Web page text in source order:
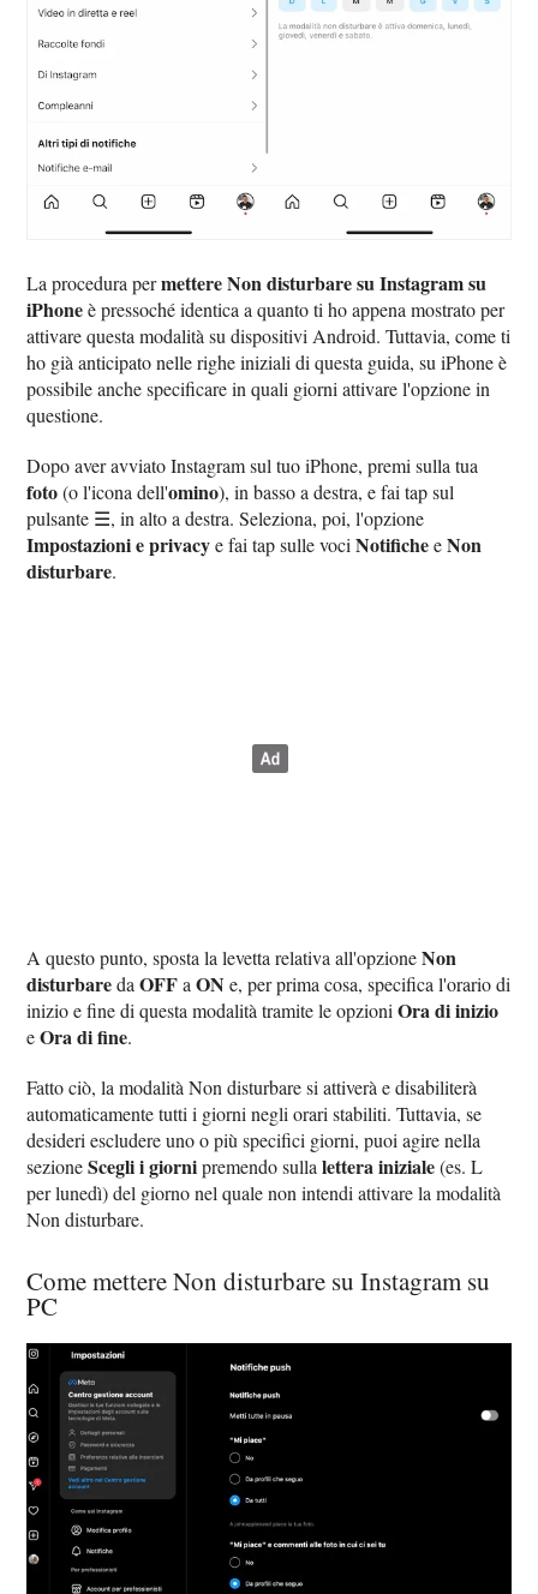
La procedura permettere Non disturbare su Instagram su
iPhoneè pressoché identica a quanto ti ho appena mostrato per
attivare questa modalità su dispositivi Android. Tuttavia, come ti
ho già anticipato nelle righe iniziali di questa guida, su iPhone è
possibile anche specificare in quali giorni attivare l'opzione in
questione.
Dopo aver avviato Instagram sul tuo iPhone, premi sulla tua
foto(o l'icona dell'omino), in basso a destra, e fai tap sul
pulsante ☰, in alto a destra. Seleziona, poi, l'opzione
Impostazioni e privacye fai tap sulle vociNotificheeNon
disturbare.
A questo punto, sposta la levetta relativa all'opzioneNon
disturbaredaOFFaON e, per prima cosa, specifica l'orario di
inizio e fine di questa modalità tramite le opzioniOra di inizio
eOra di fine.
Fatto ciò, la modalità Non disturbare si attiverà e disabiliterà
automaticamente tutti i giorni negli orari stabiliti. Tuttavia, se
desideri escludere uno o più specifici giorni, puoi agire nella
sezioneScegli i giornipremendo sullalettera iniziale(es. L
per lunedì) del giorno nel quale non intendi attivare la modalità
Non disturbare.
Come mettere Non disturbare su Instagram su
PC